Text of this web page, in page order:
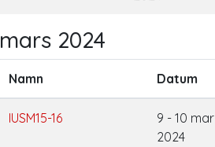
mars 2024
Namn Datum
IUSM15-16
9 - 10 mar
2024